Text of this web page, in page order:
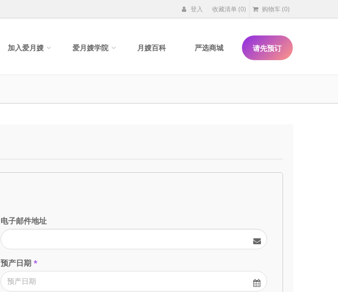
登入 收藏清单(0) 购物车(0)
加入爱月嫂 爱月嫂学院 月嫂百科 严选商城 请先预订
电子邮件地址
预产日期 *